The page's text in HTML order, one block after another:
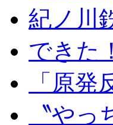
紀ノ川
できた
「原
〝や